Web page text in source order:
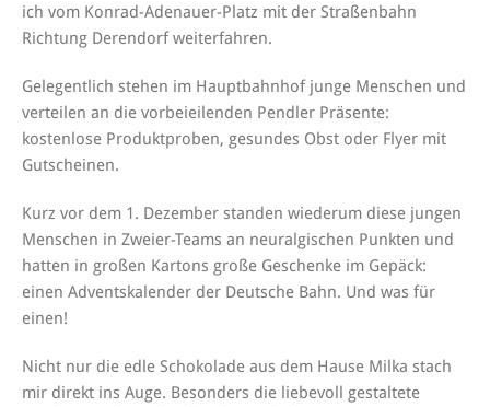
ich vom Konrad-Adenauer-Platz mit der Straßenbahn
Richtung Derendorf weiterfahren.
Gelegentlich stehen im Hauptbahnhof junge Menschen und
verteilen an die vorbeieilenden Pendler Präsente:
kostenlose Produktproben, gesundes Obst oder Flyer mit
Gutscheinen.
Kurz vor dem 1. Dezember standen wiederum diese jungen
Menschen in Zweier-Teams an neuralgischen Punkten und
hatten in großen Kartons große Geschenke im Gepäck:
einen Adventskalender der Deutsche Bahn. Und was für
einen!
Nicht nur die edle Schokolade aus dem Hause Milka stach
mir direkt ins Auge. Besonders die liebevoll gestaltete